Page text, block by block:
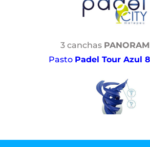
3 canchas
Pasto Padel Tour Azul